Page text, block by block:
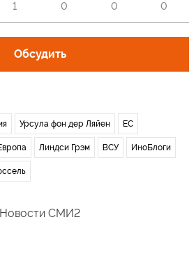
1 0 0 0
Обсудить
Урсула фон дер Ляйен ЕС
Линдси Грэм ВСУ ИноБлоги
Новости СМИ2